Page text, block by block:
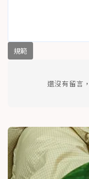
規範
還沒有留言